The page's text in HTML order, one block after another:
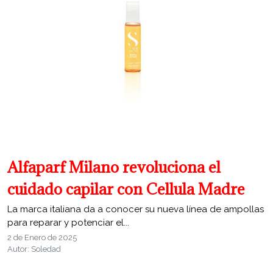
Alfaparf Milano revoluciona el
cuidado capilar con Cellula Madre
La marca italiana da a conocer su nueva línea de ampollas
para reparar y potenciar el...
2 de Enero de 2025
Autor: Soledad